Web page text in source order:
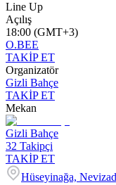
Line Up
Açılış
18:00 (GMT+3)
O.BEE
TAKİP ET
Organizatör
Gizli Bahçe
TAKİP ET
Mekan
Gizli Bahçe
32 Takipçi
TAKİP ET
Hüseyinağa,